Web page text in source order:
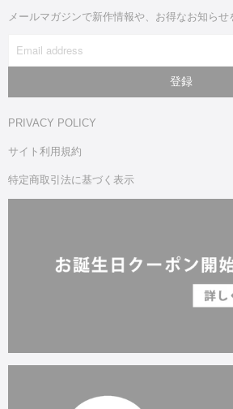
メールマガジンで新作情報や、お得なお知らせ
PRIVACY POLICY
サイト利用規約
特定商取引法に基づく表示